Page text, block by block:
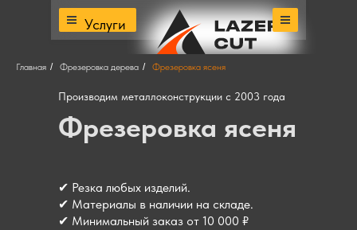
Услуги
Главная / Фрезеровка дерева / Фрезеровка ясеня
Фрезеровка ясеня
✔ Резка любых изделий.
✔ Материалы в наличии на складе.
✔ Минимальный заказ от 10 000 ₽
Производим металлоконструкции с 2003 года